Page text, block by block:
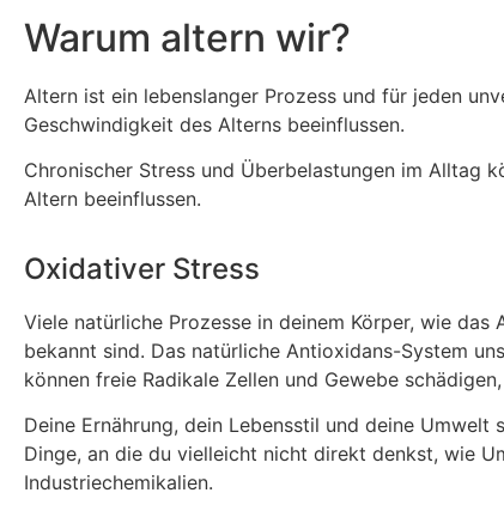
Warum altern wir?
Altern ist ein lebenslanger Prozess und für jeden
Geschwindigkeit des Alterns beeinflussen.
Chronischer Stress und Überbelastungen im Alltag
Altern beeinflussen.
Oxidativer Stress
Viele natürliche Prozesse in deinem Körper, wie
bekannt sind. Das natürliche Antioxidans-System
können freie Radikale Zellen und Gewebe
Deine Ernährung, dein Lebensstil und deine
Dinge, an die du vielleicht nicht direkt denkst, wie
Industriechemikalien.